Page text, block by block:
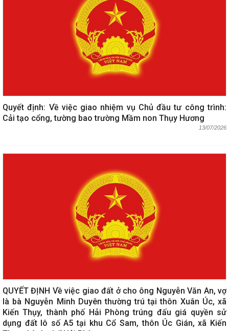
Quyết định: Về việc giao nhiệm vụ Chủ đầu tư công trình:
Cải tạo cổng, tường bao trường Mầm non Thụy Hương
13/07/2026
QUYẾT ĐỊNH Về việc giao đất ở cho ông Nguyễn Văn An, vợ
là bà Nguyễn Minh Duyên thường trú tại thôn Xuân Úc, xã
Kiến Thụy, thành phố Hải Phòng trúng đấu giá quyền sử
dụng đất lô số A5 tại khu Cổ Sam, thôn Úc Gián, xã Kiến